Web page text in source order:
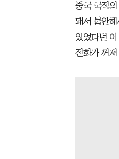
중국 국적
돼서 불안
있었다던
전화가 꺼